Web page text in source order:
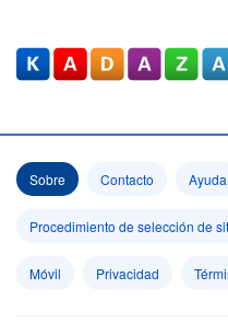
Sobre Contacto Ayuda
Procedimiento de selección de
Móvil Privacidad